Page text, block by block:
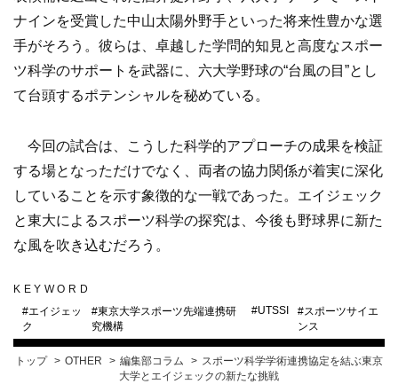
ナインを受賞した中山太陽外野手といった将来性豊かな選
手がそろう。彼らは、卓越した学問的知見と高度なスポー
ツ科学のサポートを武器に、六大学野球の“台風の目”とし
て台頭するポテンシャルを秘めている。
今回の試合は、こうした科学的アプローチの成果を検証
する場となっただけでなく、両者の協力関係が着実に深化
していることを示す象徴的な一戦であった。エイジェック
と東大によるスポーツ科学の探究は、今後も野球界に新た
な風を吹き込むだろう。
KEYWORD
#エイジェッ
ク
#東京大学スポーツ先端連携研
究機構
#UTSSI #スポーツサイエ
ンス
トップ OTHER 編集部コラム
スポーツ科学学術連携協定を結ぶ東京
大学とエイジェックの新たな挑戦